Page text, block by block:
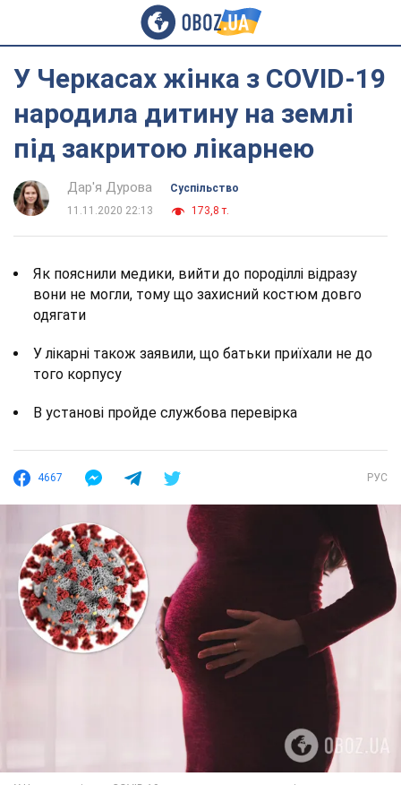
У Черкасах жінка з COVID-19
народила дитину на землі
під закритою лікарнею
Дар'я Дурова
Суспільство
11.11.2020 22:13
173,8 т.
Як пояснили медики, вийти до породіллі відразу
вони не могли, тому що захисний костюм довго
одягати
У лікарні також заявили, що батьки приїхали не до
того корпусу
В установі пройде службова перевірка
4667 РУС